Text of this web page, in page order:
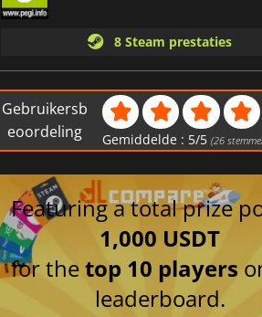
8 Steam prestaties
Gebruikersb
eoordeling
Gemiddelde : 5/5 (26
Featuring a total prize
1,000 USDT
for thetop 10 players
leaderboard.